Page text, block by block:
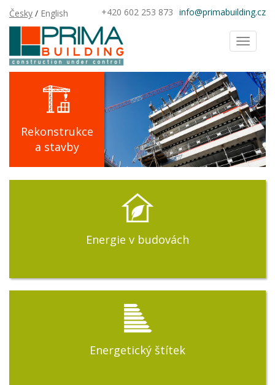
Česky / English info@primabuilding.cz
+420 602 253 873
Toggle
Rekonstrukce
a stavby
Energie v budovách
Energetický štítek